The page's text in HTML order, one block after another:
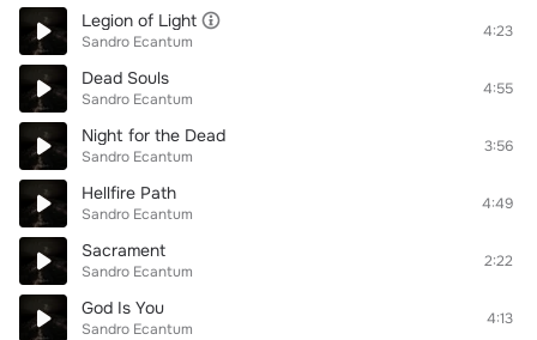
Legion of Light
Sandro Ecantum
4:23
Dead Souls
Sandro Ecantum
4:55
Night for the Dead
Sandro Ecantum
3:56
Hellfire Path
Sandro Ecantum
4:49
Sacrament
Sandro Ecantum
2:22
God Is You
Sandro Ecantum
4:13